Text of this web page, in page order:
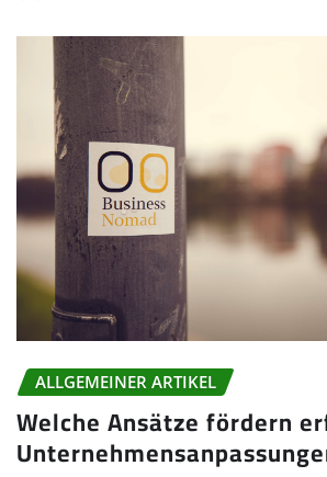
ALLGEMEINER ARTIKEL
Welche Ansätze fördern